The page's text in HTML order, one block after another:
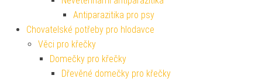
Antiparazitika pro psy
Chovatelské potřeby pro hlodavce
Věci pro křečky
Domečky pro křečky
Dřevěné domečky pro křečky